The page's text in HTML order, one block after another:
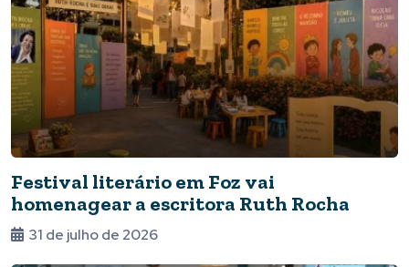
Festival literário em Foz vai
homenagear a escritora Ruth Rocha
31 de julho de 2026